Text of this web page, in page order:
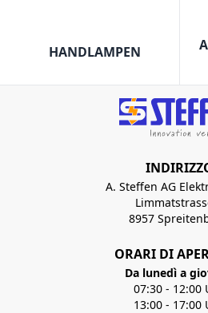
HANDLAMPEN
A. Steffen AG
8957
ORARI DI
Da lunedì a
07:30 - 12:00
13:00 - 17:00